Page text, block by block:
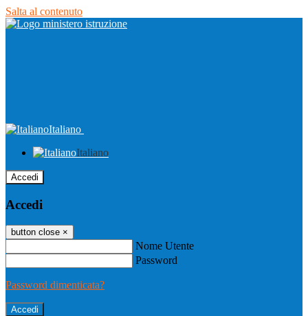
Salta al contenuto
Italiano
Italiano
Accedi
Accedi
button close ×
Nome Utente
Password
Password dimenticata?